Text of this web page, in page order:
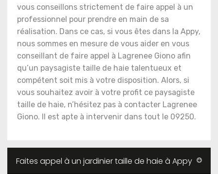
vous conseillons strictement de faire appel à un
professionnel pour prendre en main de sa
réalisation. Dans ce cas, si vous êtes dans la Appy,
nous sommes en mesure de vous aider en vous
conseillant de faire appel à Lagrenee Giono afin
qu’un paysagiste taille de haie talentueux et
compétent soit mis à votre disposition. Alors, si
vous souhaitez avoir à votre profit ce paysagiste
taille de haie, n’hésitez pas à contacter Lagrenee
Giono. Il est apte à intervenir dans tout le 09250.
Faites appel à un jardinier taille de haie à Appy